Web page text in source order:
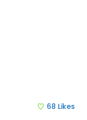
68 Likes